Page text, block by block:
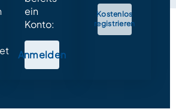
ein
Konto:
Anmelden
Kostenlos
registrieren